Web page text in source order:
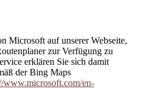
Microsoft auf unserer Webseite,
zur Verfügung zu
erklären Sie sich damit
der Bing Maps
www.microsoft.com/en-